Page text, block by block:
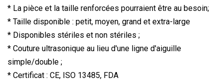
* La pièce et la taille renforcées pourraient être au besoin;
* Taille disponible : petit, moyen, grand et extra-large
* Disponibles stériles et non stériles ;
* Couture ultrasonique au lieu d'une ligne d'aiguille
simple/double ;
* Certificat : CE, ISO 13485, FDA